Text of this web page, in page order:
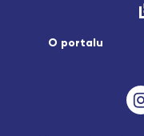
O portalu